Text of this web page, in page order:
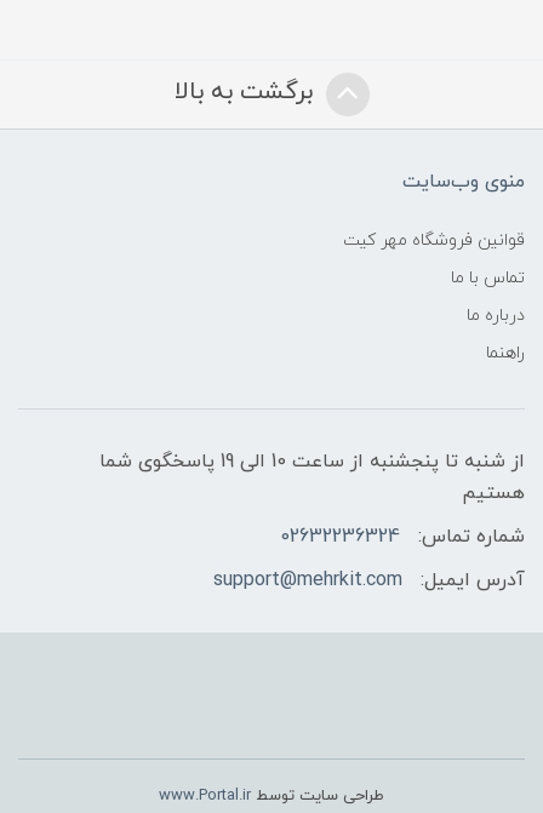
برگشت به بالا
منوی وب‌سایت
قوانین فروشگاه مهر کیت
تماس با ما
درباره ما
راهنما
از شنبه تا پنجشنبه از ساعت 10 الی 19 پاسخگوی شما
هستیم
شماره تماس:
02632236324
آدرس ایمیل:
support@mehrkit.com
طراحی سایت توسط www.Portal.ir